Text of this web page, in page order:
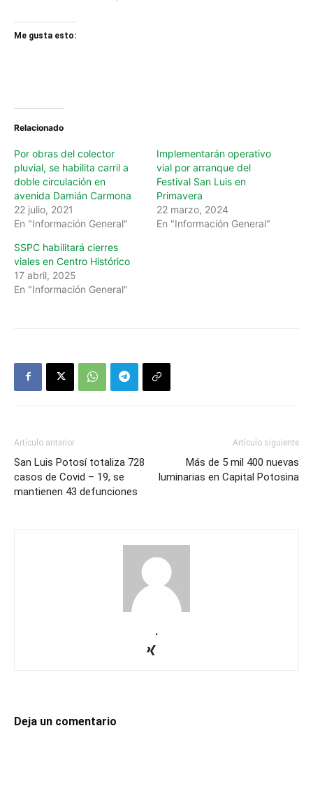
Me gusta esto:
Relacionado
Por obras del colector
pluvial, se habilita carril a
doble circulación en
avenida Damián Carmona
22 julio, 2021
En "Información General"
Implementarán operativo
vial por arranque del
Festival San Luis en
Primavera
22 marzo, 2024
En "Información General"
SSPC habilitará cierres
viales en Centro Histórico
17 abril, 2025
En "Información General"
Artículo anterior
San Luis Potosí totaliza 728
casos de Covid – 19, se
mantienen 43 defunciones
Artículo siguiente
Más de 5 mil 400 nuevas
luminarias en Capital Potosina
.
Deja un comentario